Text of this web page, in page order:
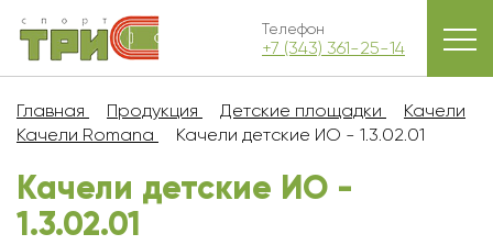
Телефон
+7 (343) 361-25-14
Главная Продукция Детские площадки
Качели
Качели Romana
Качели детские ИО - 1.3.02.01
Качели детские ИО -
1.3.02.01